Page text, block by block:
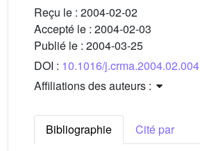
Reçu le : 2004-02-02
Accepté le : 2004-02-03
Publié le : 2004-03-25
DOI : 10.1016/j.crma.2004.02.004
Affiliations des auteurs :
Bibliographie
Cité par